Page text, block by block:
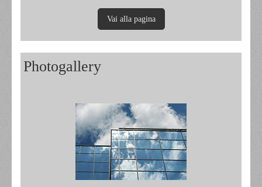
Vai alla pagina
Photogallery